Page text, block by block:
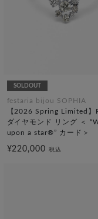
SOLDOUT
festaria bijou SOPHIA
【2026 Spring Limited】
ダイヤモンド リング ＜
upon a star®” カード＞
¥220,000税込